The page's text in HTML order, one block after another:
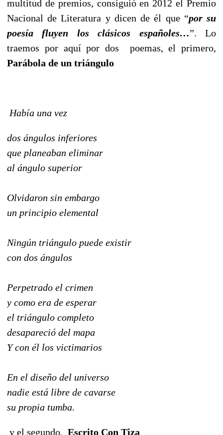
multitud de premios, consiguió en 2012 el Premio
Nacional de Literatura y dicen de él que “por su
poesía fluyen los clásicos españoles…”. Lo
traemos por aquí por dos poemas, el primero,
Parábola de un triángulo
Había una vez
dos ángulos inferiores
que planeaban eliminar
al ángulo superior
Olvidaron sin embargo
un principio elemental
Ningún triángulo puede existir
con dos ángulos
Perpetrado el crimen
y como era de esperar
el triángulo completo
desapareció del mapa
Y con él los victimarios
En el diseño del universo
nadie está libre de cavarse
su propia tumba.
y el segundo, Escrito Con Tiza